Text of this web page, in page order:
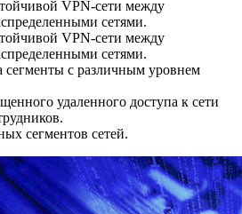
VPN-сети между
сетями.
VPN-сети между
сетями.
сегменты с различным уровнем
удаленного доступа к сети
сегментов сетей.